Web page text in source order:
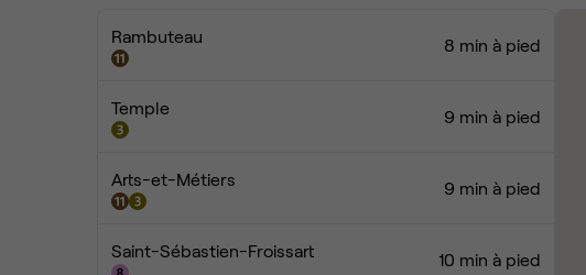
Rambuteau 8 min à pied
Temple 9 min à pied
Arts-et-Métiers 9 min à pied
Saint-Sébastien-Froissart 10 min à pied